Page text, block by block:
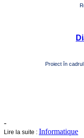
Proiect în
-
Lire la suite : Informatique